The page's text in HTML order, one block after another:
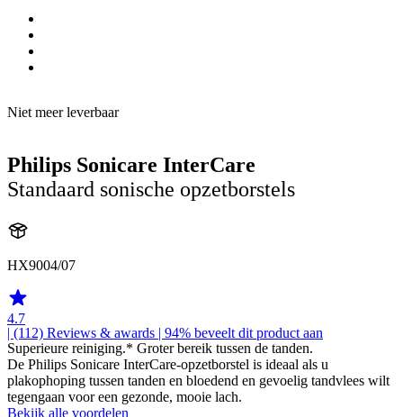
Niet meer leverbaar
Philips Sonicare InterCare
Standaard sonische opzetborstels
HX9004/07
4.7
| (112) Reviews & awards | 94% beveelt dit product aan
Superieure reiniging.* Groter bereik tussen de tanden.
De Philips Sonicare InterCare-opzetborstel is ideaal als u
plakophoping tussen tanden en bloedend en gevoelig tandvlees wilt
tegengaan voor een gezonde, mooie lach.
Bekijk alle voordelen